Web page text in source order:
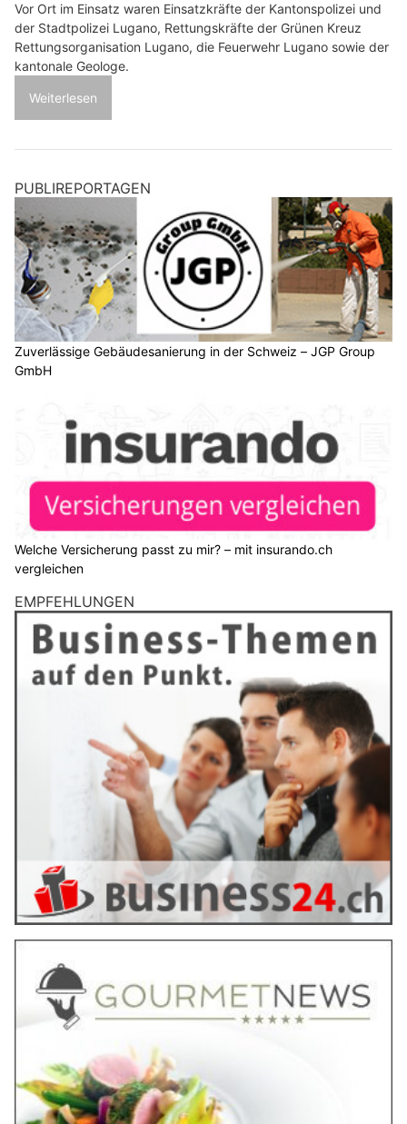
Vor Ort im Einsatz waren Einsatzkräfte der Kantonspolizei und
der Stadtpolizei Lugano, Rettungskräfte der Grünen Kreuz
Rettungsorganisation Lugano, die Feuerwehr Lugano sowie der
kantonale Geologe.
Weiterlesen
PUBLIREPORTAGEN
Zuverlässige Gebäudesanierung in der Schweiz – JGP Group
GmbH
Welche Versicherung passt zu mir? – mit insurando.ch
vergleichen
EMPFEHLUNGEN